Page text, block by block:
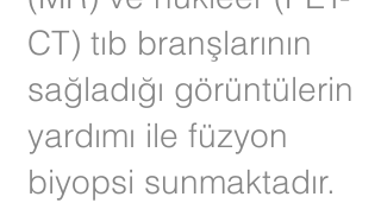
CT) tıb branşlarının
sağladığı görüntülerin
yardımı ile füzyon
biyopsi sunmaktadır.